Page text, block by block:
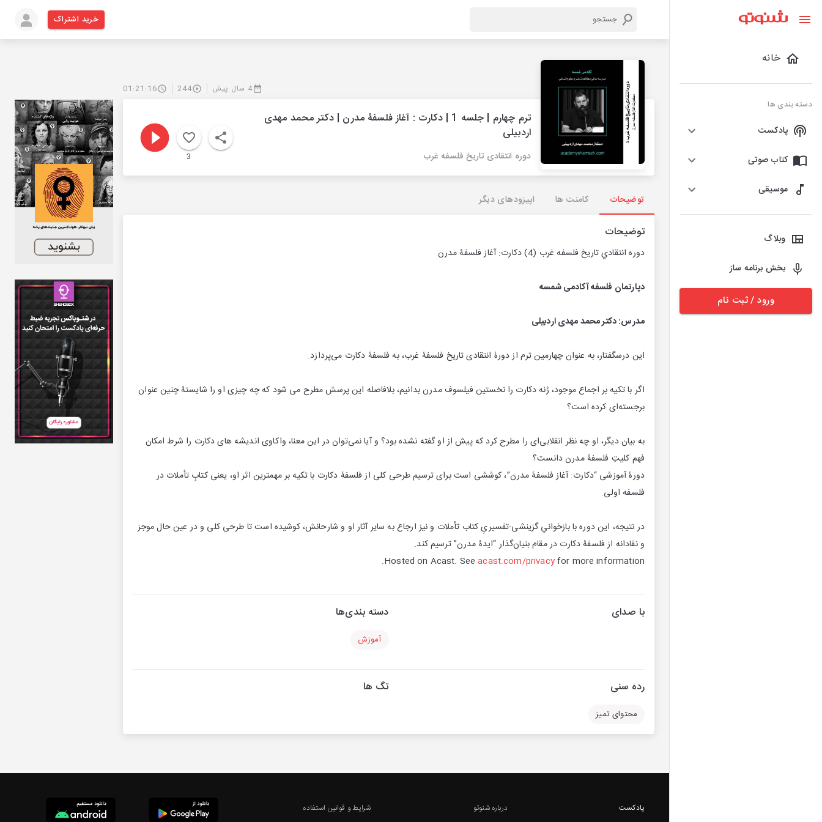
خانه
دسته بندی ها
پادکست
کتاب صوتی
موسیقی
وبلاگ
بخش برنامه ساز
ورود / ثبت نام
خرید اشتراک
4 سال پیش 244
01:21:16
ترم چهارم | جلسه 1 | دکارت : آغاز فلسفۀ مدرن | دکتر محمد مهدی
اردبیلی
دوره انتقادی تاریخ فلسفه غرب 3
توضیحات کامنت ها اپیزودهای دیگر
توضیحات
دوره انتقادي تاریخ فلسفه غرب (4) دکارت: آغاز فلسفۀ مدرن
دپارتمان فلسفه آکادمی شمسه
مدرس: دکتر محمد مهدی اردبیلی
این درسگفتار، به عنوان چهارمین ترم از دورۀ انتقادی تاریخ فلسفۀ غرب، به فلسفۀ دکارت می‌پردازد.
اگر با تکیه بر اجماع موجود، رُنه دکارت را نخستین فیلسوف مدرن بدانیم، بلافاصله این پرسش مطرح می ‌شود که چه چیزی او را شایستۀ چنین عنوان
برجسته‌ای کرده است؟
به بیان دیگر، او چه نظر انقلابی‌ای را مطرح کرد که پیش از او گفته نشده بود؟ و آیا نمی‌توان در این معنا، واکاوی اندیشه ‌های دکارت را شرط امکان
فهم کلیتِ فلسفۀ مدرن دانست؟
دورۀ آموزشی “دکارت: آغاز فلسفۀ مدرن”، کوششی است برای ترسیم طرحی کلی از فلسفۀ دکارت با تکیه بر مهمترین اثر او، یعنی کتابِ تأملات در
فلسفه اولی.
در نتیجه، این دوره با بازخوانیِ گزینشی-تفسیریِ کتاب تأملات و نیز ارجاع به سایر آثار او و شارحانش، کوشیده است تا طرحی کلی و در عین حال موجز
و نقادانه از فلسفۀ دکارت در مقام بنیان‌گذار “ایدۀ مدرن” ترسیم کند.
Hosted on Acast. Seeacast.com/privacyfor more information.
با صدای دسته بندی‌ها
آموزش
رده سنی
محتوای تمیز
تگ ها
پادکست درباره شنوتو شرایط و قوانین استفاده